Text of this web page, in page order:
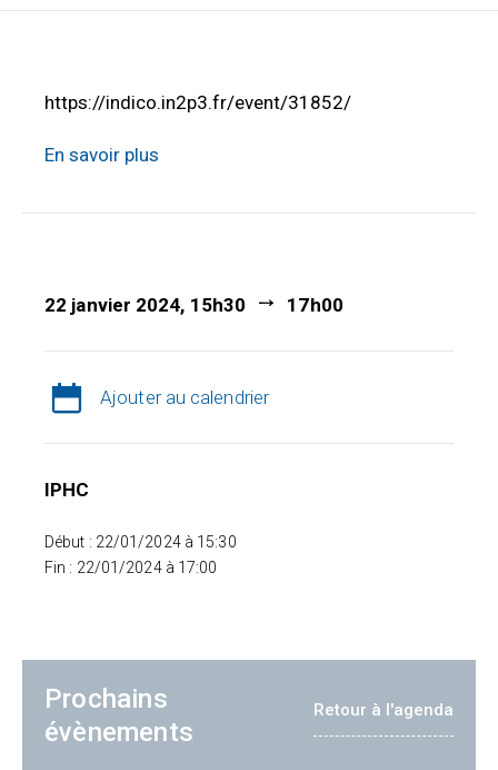
https://indico.in2p3.fr/event/31852/
En savoir plus
22 janvier 2024, 15h30 17h00
Ajouter au calendrier
IPHC
Début : 22/01/2024 à 15:30
Fin : 22/01/2024 à 17:00
Prochains
évènements
Retour à l'agenda